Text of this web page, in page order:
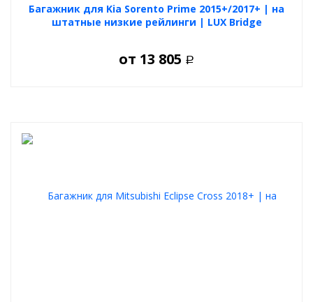
Багажник для Kia Sorento Prime 2015+/2017+ | на
штатные низкие рейлинги | LUX Bridge
от 13 805 Р